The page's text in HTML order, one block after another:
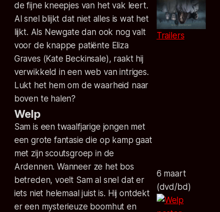
de fijne kneepjes van het vak leert.
Al snel blijkt dat niet alles is wat het
lijkt. Als Newgate dan ook nog valt
voor de knappe patiënte Eliza
Graves (Kate Beckinsale), raakt hij
verwikkeld in een web van intriges.
Lukt het hem om de waarheid naar
boven te halen?
Trailers
Welp
Sam is een twaalfjarige jongen met
een grote fantasie die op kamp gaat
met zijn scoutsgroep in de
Ardennen. Wanneer ze het bos
betreden, voelt Sam al snel dat er
iets niet helemaal juist is. Hij ontdekt
er een mysterieuze boomhut en
6 maart
(dvd/bd)